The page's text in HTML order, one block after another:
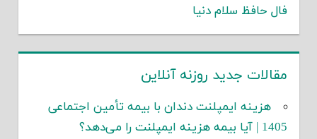
فال حافظ سلام دنیا
مقالات جدید روزنه آنلاین
هزینه ایمپلنت دندان با بیمه تأمین اجتماعی
1405 | آیا بیمه هزینه ایمپلنت را می‌دهد؟